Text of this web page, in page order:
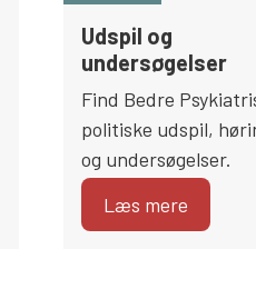
Udspil og
undersøgelser
Find Bedre
politiske udspil,
og undersøgelser.
Læs mere